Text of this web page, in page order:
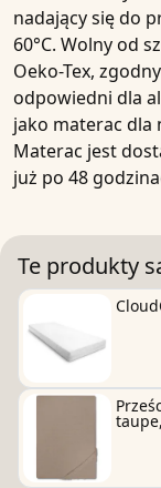
nadający się do
60°C. Wolny od
Oeko-Tex,
odpowiedni dla
jako materac dla
Materac jest
już po 48
Te produkty